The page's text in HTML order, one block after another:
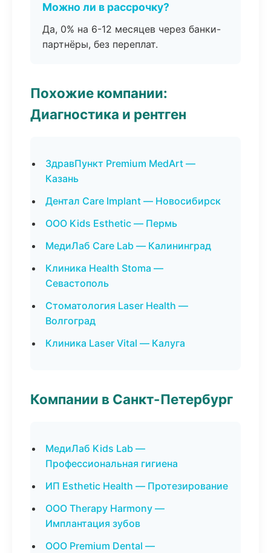
Можно ли в рассрочку?
Да, 0% на 6-12 месяцев через банки-
партнёры, без переплат.
Похожие компании:
Диагностика и рентген
ЗдравПункт Premium MedArt —
Казань
Дентал Care Implant — Новосибирск
ООО Kids Esthetic — Пермь
МедиЛаб Care Lab — Калининград
Клиника Health Stoma —
Севастополь
Стоматология Laser Health —
Волгоград
Клиника Laser Vital — Калуга
Компании в Санкт-Петербург
МедиЛаб Kids Lab —
Профессиональная гигиена
ИП Esthetic Health — Протезирование
ООО Therapy Harmony —
Имплантация зубов
ООО Premium Dental —